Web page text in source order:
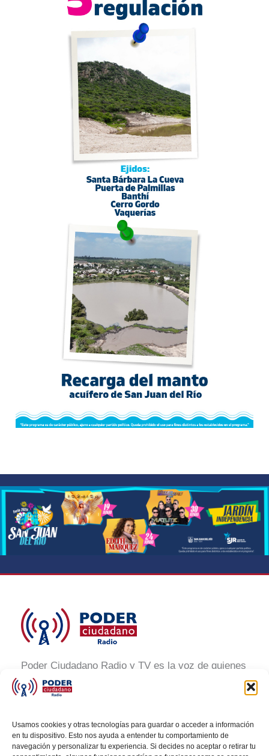
Usamos cookies y otras tecnologías para guardar o acceder a información
en tu dispositivo. Esto nos ayuda a entender tu comportamiento de
navegación y personalizar tu experiencia. Si decides no aceptar o retirar tu
Poder Ciudadano Radio y TV es la voz de quienes
buscan un México informado y participativo.
Nuestro compromiso es conectar con la
transformación social a través de noticias claras,
veraces y al alcance de todos.